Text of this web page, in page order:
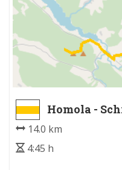
Homola -
14.0 km
4:45 h